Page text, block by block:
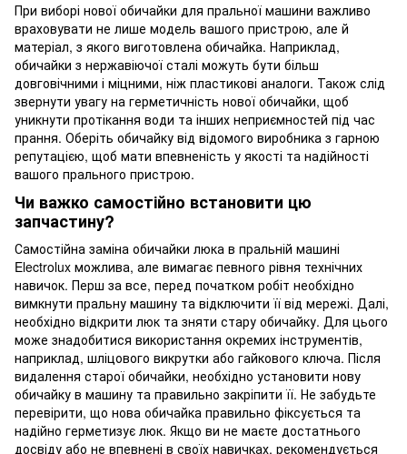
При виборі нової обичайки для пральної машини важливо
враховувати не лише модель вашого пристрою, але й
матеріал, з якого виготовлена обичайка. Наприклад,
обичайки з нержавіючої сталі можуть бути більш
довговічними і міцними, ніж пластикові аналоги. Також слід
звернути увагу на герметичність нової обичайки, щоб
уникнути протікання води та інших неприємностей під час
прання. Оберіть обичайку від відомого виробника з гарною
репутацією, щоб мати впевненість у якості та надійності
вашого прального пристрою.
Чи важко самостійно встановити цю
запчастину?
Самостійна заміна обичайки люка в пральній машині
Electrolux можлива, але вимагає певного рівня технічних
навичок. Перш за все, перед початком робіт необхідно
вимкнути пральну машину та відключити її від мережі. Далі,
необхідно відкрити люк та зняти стару обичайку. Для цього
може знадобитися використання окремих інструментів,
наприклад, шліцового викрутки або гайкового ключа. Після
видалення старої обичайки, необхідно установити нову
обичайку в машину та правильно закріпити її. Не забудьте
перевірити, що нова обичайка правильно фіксується та
надійно герметизує люк. Якщо ви не маєте достатнього
досвіду або не впевнені в своїх навичках, рекомендується